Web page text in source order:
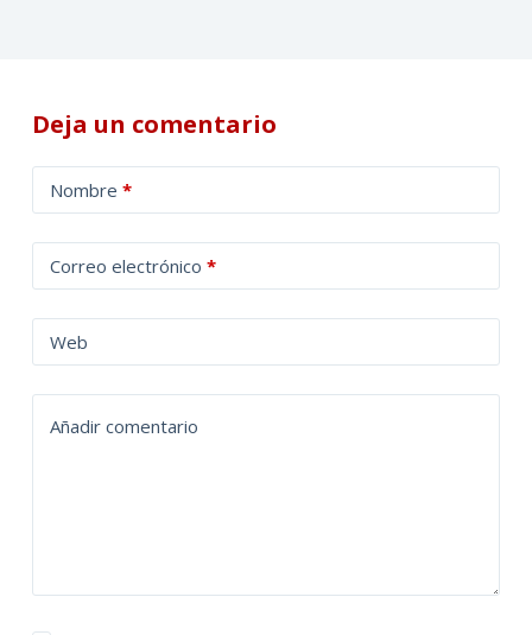
Deja un comentario
Nombre *
Correo electrónico *
Web
Añadir comentario
l
t
a
t